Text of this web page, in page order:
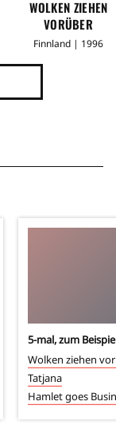
WOLKEN ZIEHEN
VORÜBER
Finnland | 1996
5-mal, zum
Wolken ziehen
Tatjana
Hamlet goes